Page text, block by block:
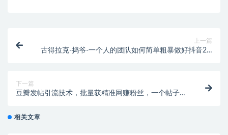
上一篇
古得拉克-捣爷-一个人的团队如何简单粗暴做好抖音2.0
下一篇
豆瓣发帖引流技术，批量获精准网赚粉丝，一个帖子就
相关文章